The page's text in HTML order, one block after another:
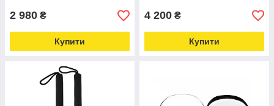
2 980 ₴
Купити
4 200 ₴
Купити